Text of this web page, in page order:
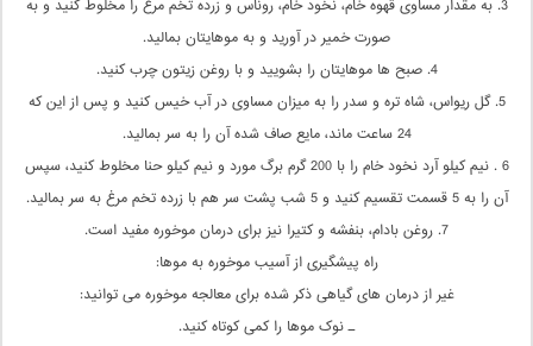
3. به مقدار مساوی قهوه خام، نخود خام، روناس و زرده تخم مرغ را مخلوط کنید و به
صورت خمیر در آورید و به موهایتان بمالید.
4. صبح ها موهایتان را بشویید و با روغن زیتون چرب کنید.
5. گل ریواس، شاه تره و سدر را به میزان مساوی در آب خیس کنید و پس از این که
24 ساعت ماند، مایع صاف شده آن را به سر بمالید.
6 . نیم کیلو آرد نخود خام را با 200 گرم برگ مورد و نیم کیلو حنا مخلوط کنید، سپس
آن را به 5 قسمت تقسیم کنید و 5 شب پشت سر هم با زرده تخم مرغ به سر بمالید.
7. روغن بادام، بنفشه و کتیرا نیز برای درمان موخوره مفید است.
راه پیشگیری از آسیب موخوره به موها:
غیر از درمان های گیاهی ذکر شده برای معالجه موخوره می توانید:
ـ نوک موها را کمی کوتاه کنید.